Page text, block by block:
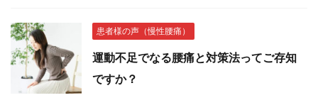
患者様の声（慢性腰痛）
運動不足でなる腰痛と対策法ってご存知
ですか？